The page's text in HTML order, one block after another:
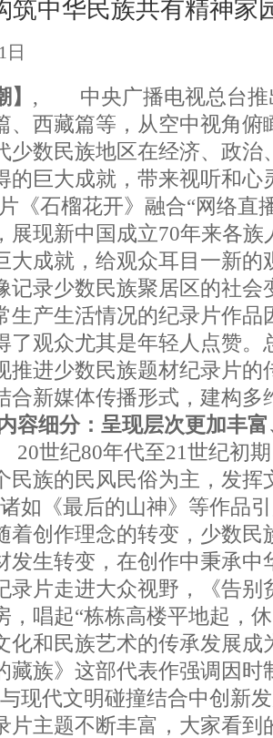
筑中华民族共有精神家
日
, 中央广播电视总台推
、西藏篇等，从空中视角俯
少数民族地区在经济、政治
的巨大成就，带来视听和心
《石榴花开》融合“网络直
展现新中国成立70年来各族
大成就，给观众耳目一新的
记录少数民族聚居区的社会
生产生活情况的纪录片作品
了观众尤其是年轻人点赞。
推进少数民族题材纪录片的
合新媒体传播形式，建构多
容细分：呈现层次更加丰
世纪80年代至21世纪初期
民族的民风民俗为主，发挥
如《最后的山神》等作品
着创作理念的转变，少数民
发生转变，在创作中秉承中
录片走进大众视野，《告别
，唱起“栋栋高楼平地起，
化和民族艺术的传承发展成
藏族》这部代表作强调因时
现代文明碰撞结合中创新
片主题不断丰富，大家看到